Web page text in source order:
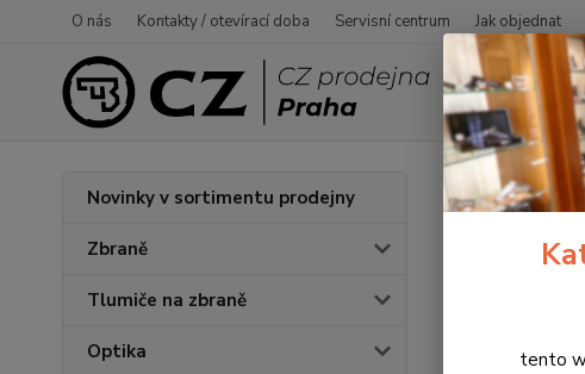
O nás Kontakty / otevírací doba Servisní centrum Jak objednat
Novinky v sortimentu prodejny
Zbraně
Tlumiče na zbraně
Optika
Úvod
Kolík
tento